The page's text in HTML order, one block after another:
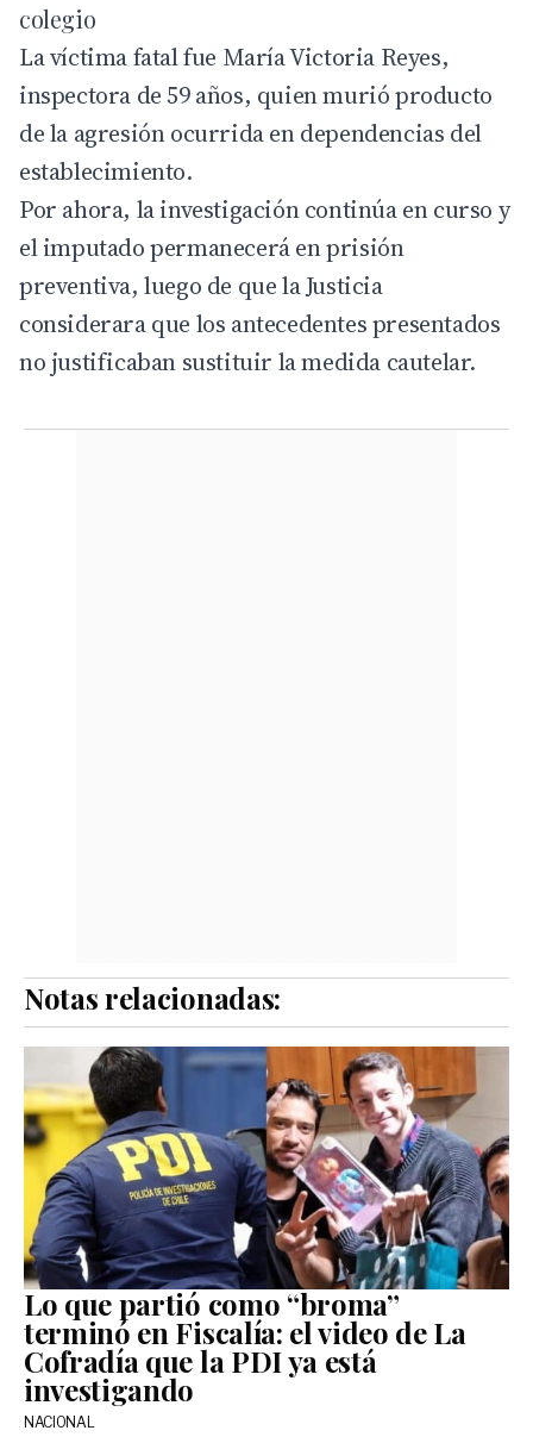
colegio
La víctima fatal fue María Victoria Reyes,
inspectora de 59 años, quien murió producto
de la agresión ocurrida en dependencias del
establecimiento.
Por ahora, la investigación continúa en curso y
el imputado permanecerá en prisión
preventiva, luego de que la Justicia
considerara que los antecedentes presentados
no justificaban sustituir la medida cautelar.
Notas relacionadas:
Lo que partió como “broma”
terminó en Fiscalía: el video de La
Cofradía que la PDI ya está
investigando
NACIONAL